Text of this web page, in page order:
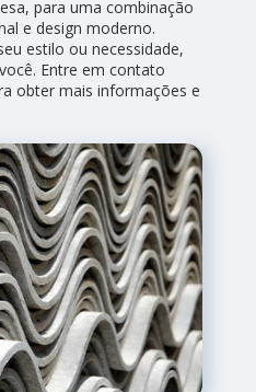
para uma combinação
e design moderno.
estilo ou necessidade,
Entre em contato
obter mais informações e